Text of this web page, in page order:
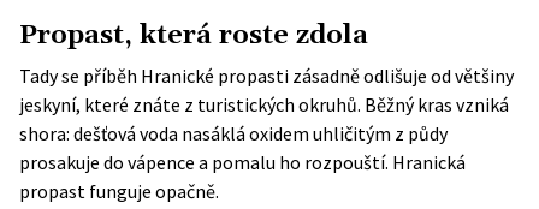
Propast, která roste zdola
Tady se příběh Hranické propasti zásadně odlišuje od většiny
jeskyní, které znáte z turistických okruhů. Běžný kras vzniká
shora: dešťová voda nasáklá oxidem uhličitým z půdy
prosakuje do vápence a pomalu ho rozpouští. Hranická
propast funguje opačně.